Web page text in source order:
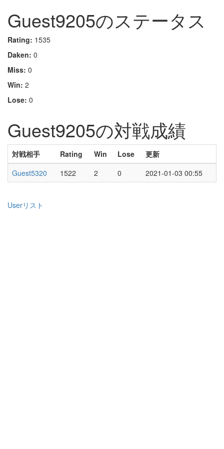
Guest9205のステータス
Rating: 1535
Daken: 0
Miss: 0
Win: 2
Lose: 0
Guest9205の対戦成績
対戦相手 Rating Win Lose
更新
Guest5320
1522 2 0 2021-01-03 00:55
Userリスト